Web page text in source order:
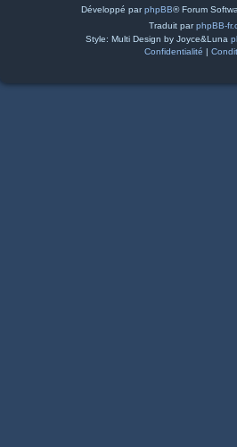
Développé parphpBB® Forum
Traduit parphpBB-
Style: Multi Design by Joyce&Luna
Confidentialité |